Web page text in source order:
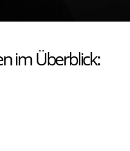
im Überblick: